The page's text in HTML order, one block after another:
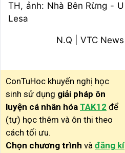
TH, ảnh: Nhà Bên Rừng - U
Lesa
N.Q | VTC News
ConTuHoc khuyến nghị học
sinh sử dụng giải pháp ôn
luyện cá nhân hóa TAK12 để
(tự) học thêm và ôn thi theo
cách tối ưu.
Chọn chương trình và đăng kí